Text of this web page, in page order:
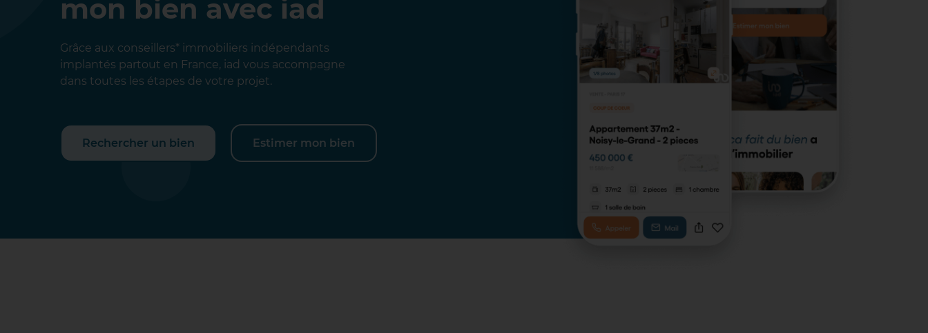
mon bien avec iad
Grâce aux conseillers* immobiliers indépendants
implantés partout en France, iad vous accompagne
dans toutes les étapes de votre projet.
Rechercher un bien Estimer mon bien